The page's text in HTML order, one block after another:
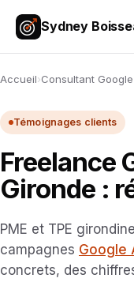
Sydney
Accueil›Consultant
Témoignages clients
Freelance
Gironde :
PME et TPE
campagnes Google
concrets, des